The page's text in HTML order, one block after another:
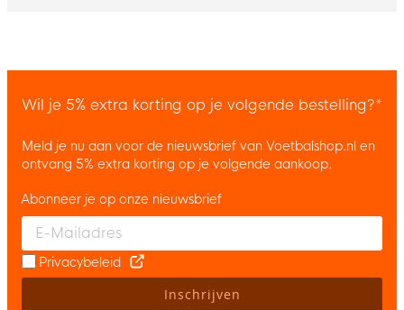
Wil je 5% extra korting op je volgende bestelling?*
Meld je nu aan voor de nieuwsbrief van Voetbalshop.nl en
ontvang 5% extra korting op je volgende aankoop.
Enter your email and accept the privacy policy to subscribe to
Abonneer je op onze nieuwsbrief
Privacybeleid
Inschrijven